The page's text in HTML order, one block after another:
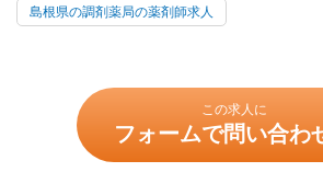
島根県の調剤薬局の薬剤師求人
この求人に
フォームで問い合わ